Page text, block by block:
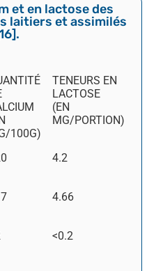
et en lactose des
laitiers et assimilés
].
100G)
TENEURS EN
LACTOSE
(EN
MG/PORTION)
4.2
4.66
<0.2